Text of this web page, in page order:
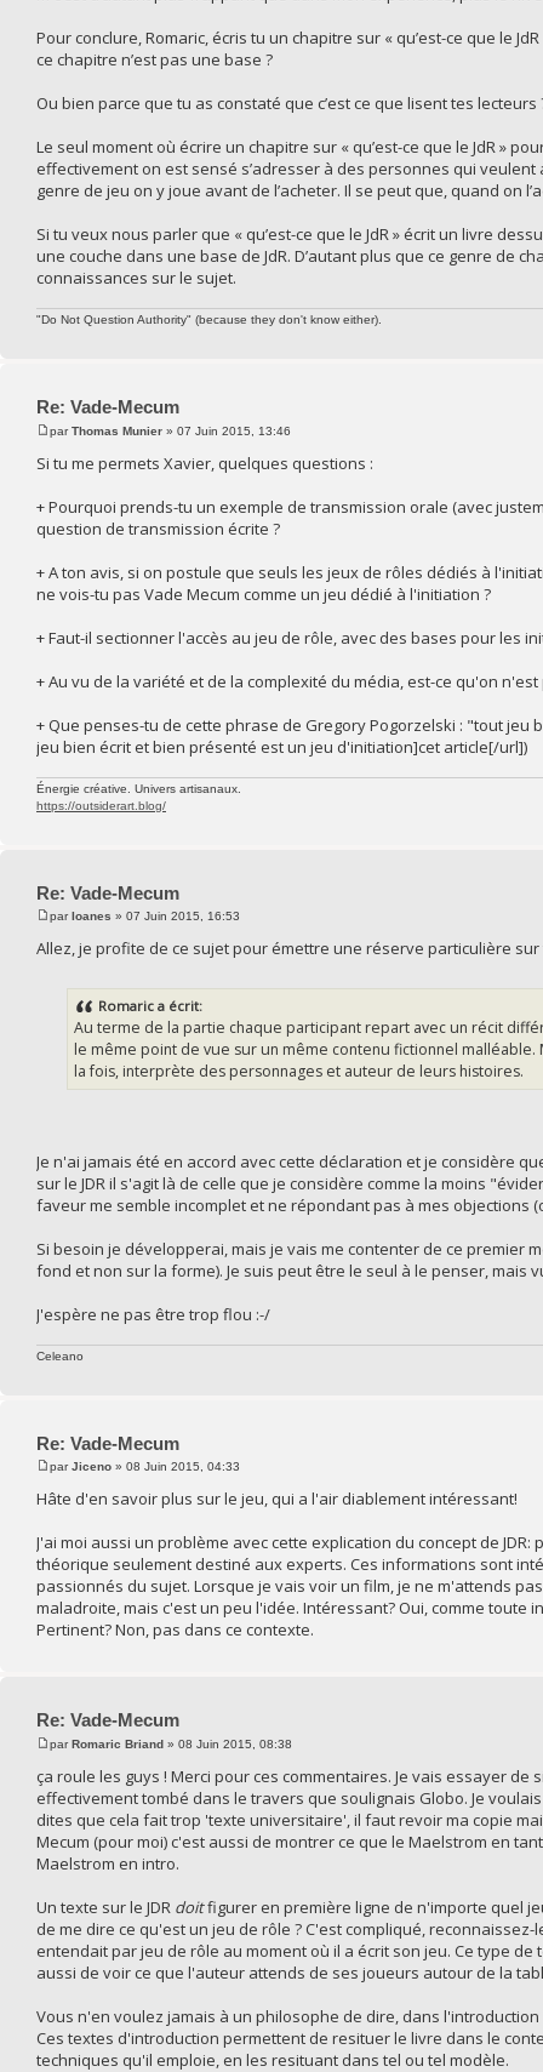
Pour conclure, Romaric, écris tu un chapitre sur « qu’est-ce que le
ce chapitre n’est pas une base ?
Ou bien parce que tu as constaté que c’est ce que lisent tes lecteurs
Le seul moment où écrire un chapitre sur « qu’est-ce que le JdR »
effectivement on est sensé s’adresser à des personnes qui
genre de jeu on y joue avant de l’acheter. Il se peut que, quand on
Si tu veux nous parler que « qu’est-ce que le JdR » écrit un livre
une couche dans une base de JdR. D’autant plus que ce genre de
connaissances sur le sujet.
"Do Not Question Authority" (because they don't know either).
Re: Vade-Mecum
parThomas Munier » 07 Juin 2015, 13:46
Si tu me permets Xavier, quelques questions :
+ Pourquoi prends-tu un exemple de transmission orale (avec
question de transmission écrite ?
+ A ton avis, si on postule que seuls les jeux de rôles dédiés à
ne vois-tu pas Vade Mecum comme un jeu dédié à l'initiation ?
+ Faut-il sectionner l'accès au jeu de rôle, avec des bases pour les
+ Au vu de la variété et de la complexité du média, est-ce qu'on
+ Que penses-tu de cette phrase de Gregory Pogorzelski : "tout
jeu bien écrit et bien présenté est un jeu d'initiation]cet article[/url])
Énergie créative. Univers artisanaux.
https://outsiderart.blog/
Re: Vade-Mecum
parIoanes » 07 Juin 2015, 16:53
Allez, je profite de ce sujet pour émettre une réserve particulière
Romaric a écrit:
Au terme de la partie chaque participant repart avec un récit
le même point de vue sur un même contenu fictionnel
la fois, interprète des personnages et auteur de leurs histoires.
Je n'ai jamais été en accord avec cette déclaration et je considère
sur le JDR il s'agit là de celle que je considère comme la moins
faveur me semble incomplet et ne répondant pas à mes objections
Si besoin je développerai, mais je vais me contenter de ce premier
fond et non sur la forme). Je suis peut être le seul à le penser, mais
J'espère ne pas être trop flou :-/
Celeano
Re: Vade-Mecum
parJiceno » 08 Juin 2015, 04:33
Hâte d'en savoir plus sur le jeu, qui a l'air diablement intéressant!
J'ai moi aussi un problème avec cette explication du concept de
théorique seulement destiné aux experts. Ces informations sont
passionnés du sujet. Lorsque je vais voir un film, je ne m'attends
maladroite, mais c'est un peu l'idée. Intéressant? Oui, comme
Pertinent? Non, pas dans ce contexte.
Re: Vade-Mecum
parRomaric Briand » 08 Juin 2015, 08:38
ça roule les guys ! Merci pour ces commentaires. Je vais essayer de
effectivement tombé dans le travers que soulignais Globo. Je
dites que cela fait trop 'texte universitaire', il faut revoir ma copie
Mecum (pour moi) c'est aussi de montrer ce que le Maelstrom en
Maelstrom en intro.
Un texte sur le JDR doitfigurer en première ligne de n'importe quel
de me dire ce qu'est un jeu de rôle ? C'est compliqué,
entendait par jeu de rôle au moment où il a écrit son jeu. Ce type
aussi de voir ce que l'auteur attends de ses joueurs autour de la
Vous n'en voulez jamais à un philosophe de dire, dans
Ces textes d'introduction permettent de resituer le livre dans le
techniques qu'il emploie, en les resituant dans tel ou tel modèle.